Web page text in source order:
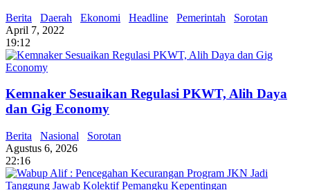
Berita Daerah Ekonomi Headline Pemerintah
Sorotan
April 7, 2022
19:12
Kemnaker Sesuaikan Regulasi PKWT, Alih Daya
dan Gig Economy
Berita Nasional
Sorotan
Agustus 6, 2026
22:16